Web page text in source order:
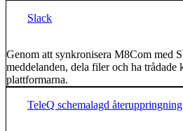
Slack
Genom att synkronisera M8Com med
meddelanden, dela filer och ha trådade
plattformarna.
TeleQ schemalagd återuppringning